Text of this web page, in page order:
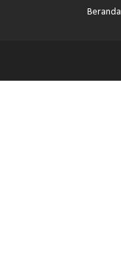
Beranda